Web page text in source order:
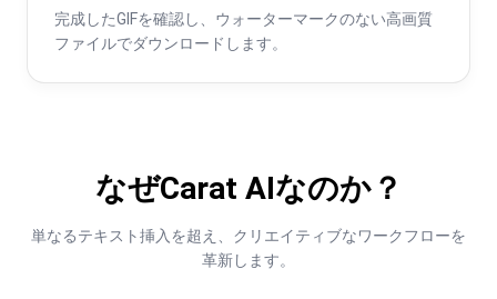
完成したGIFを確認し、ウォーターマークのない高画質
ファイルでダウンロードします。
なぜCarat AIなのか？
単なるテキスト挿入を超え、クリエイティブなワークフローを
革新します。